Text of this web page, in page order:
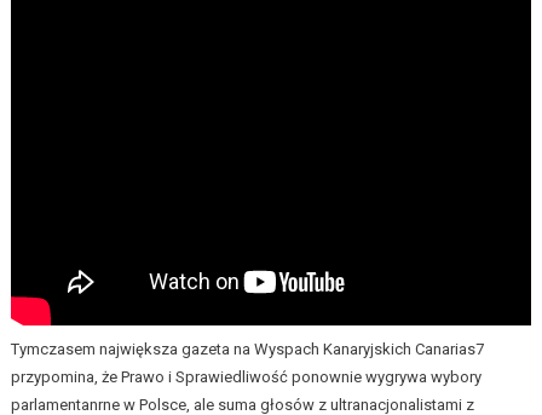
Tymczasem największa gazeta na Wyspach Kanaryjskich Canarias7
przypomina, że Prawo i Sprawiedliwość ponownie wygrywa wybory
parlamentanrne w Polsce, ale suma głosów z ultranacjonalistami z